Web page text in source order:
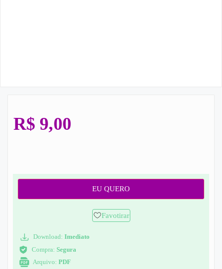
R$ 9,00
EU QUERO
Favotirar
Download: Imediato
Compra: Segura
Arquivo: PDF